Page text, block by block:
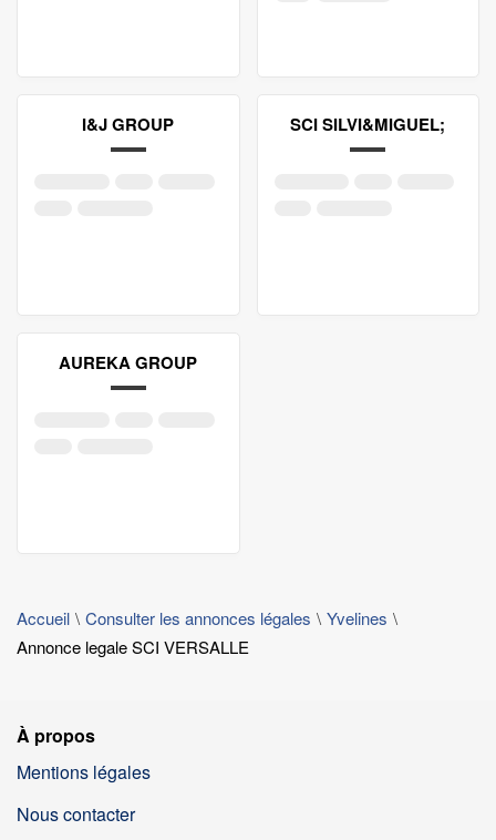
I&J GROUP SCI SILVI&MIGUEL;
AUREKA GROUP
Accueil Consulter les annonces légales
Yvelines
Annonce legale SCI VERSALLE
À propos
Mentions légales
Nous contacter